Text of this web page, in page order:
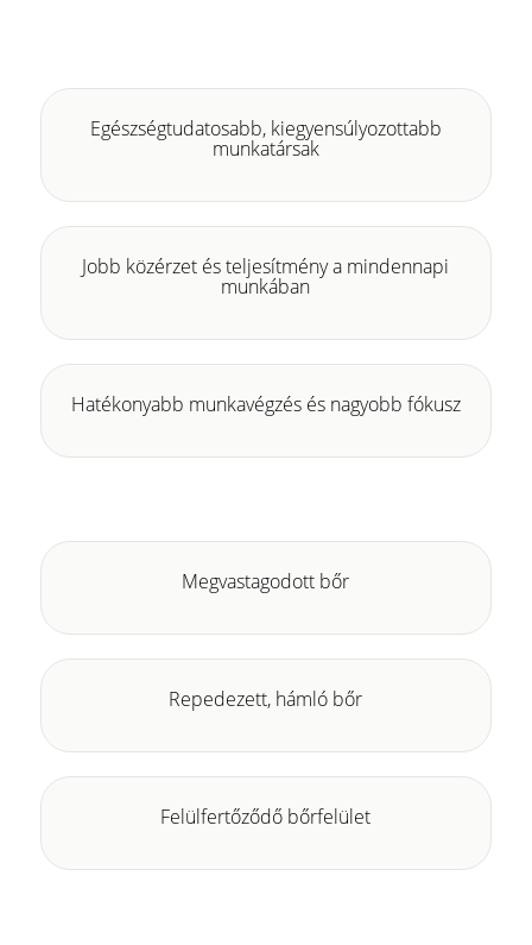
Egészségtudatosabb, kiegyensúlyozottabb
munkatársak
Jobb közérzet és teljesítmény a mindennapi
munkában
Hatékonyabb munkavégzés és nagyobb fókusz
Megvastagodott bőr
Repedezett, hámló bőr
Felülfertőződő bőrfelület